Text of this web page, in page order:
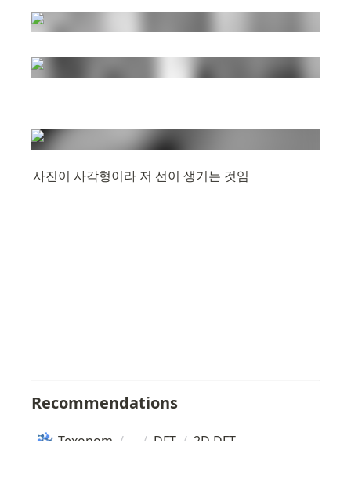
사진이 사각형이라 저 선이 생기는 것임
Recommendations
Texonom / / DFT / 2D DFT